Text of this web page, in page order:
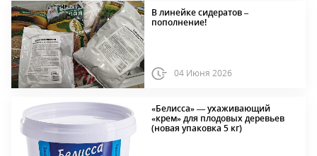
В линейке сидератов –
пополнение!
04 Июня 2026
«Белисса» — ухаживающий
«крем» для плодовых деревьев
(новая упаковка 5 кг)